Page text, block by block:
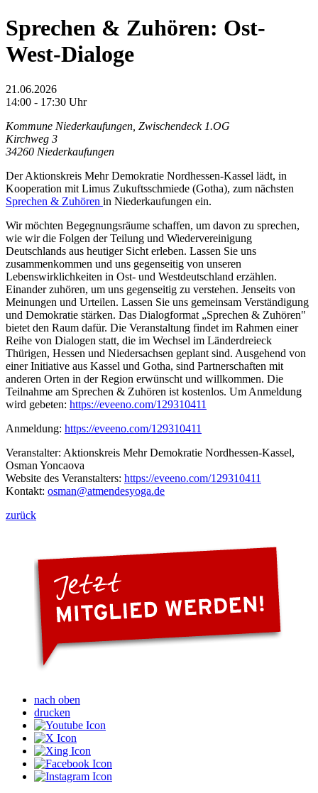
Sprechen & Zuhören: Ost-
West-Dialoge
21.06.2026
14:00 - 17:30 Uhr
Kommune Niederkaufungen, Zwischendeck 1.OG
Kirchweg 3
34260 Niederkaufungen
Der Aktionskreis Mehr Demokratie Nordhessen-Kassel lädt, in
Kooperation mit Limus Zukuftsschmiede (Gotha), zum nächsten
Sprechen & Zuhören in Niederkaufungen ein.
Wir möchten Begegnungsräume schaffen, um davon zu sprechen,
wie wir die Folgen der Teilung und Wiedervereinigung
Deutschlands aus heutiger Sicht erleben. Lassen Sie uns
zusammenkommen und uns gegenseitig von unseren
Lebenswirklichkeiten in Ost- und Westdeutschland erzählen.
Einander zuhören, um uns gegenseitig zu verstehen. Jenseits von
Meinungen und Urteilen. Lassen Sie uns gemeinsam Verständigung
und Demokratie stärken. Das Dialogformat „Sprechen & Zuhören"
bietet den Raum dafür. Die Veranstaltung findet im Rahmen einer
Reihe von Dialogen statt, die im Wechsel im Länderdreieck
Thürigen, Hessen und Niedersachsen geplant sind. Ausgehend von
einer Initiative aus Kassel und Gotha, sind Partnerschaften mit
anderen Orten in der Region erwünscht und willkommen. Die
Teilnahme am Sprechen & Zuhören ist kostenlos. Um Anmeldung
wird gebeten: https://eveeno.com/129310411
Anmeldung: https://eveeno.com/129310411
Veranstalter: Aktionskreis Mehr Demokratie Nordhessen-Kassel,
Osman Yoncaova
Website des Veranstalters: https://eveeno.com/129310411
Kontakt: osman@atmendesyoga.de
zurück
nach oben
drucken